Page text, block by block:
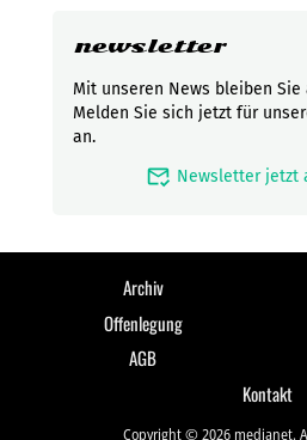
newsletter
Mit unseren News bleiben Sie
Melden Sie sich jetzt für
an.
mark_email_read Newsletter jetzt
Archiv
Offenlegung
AGB
Kontakt
Copyright © 2026 medianet.